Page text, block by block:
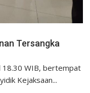
Tersangka
18.30 WIB, bertempat
Kejaksaan...